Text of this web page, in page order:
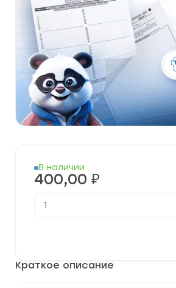
Краткое описание
В наличии
400,00 ₽
товара
по